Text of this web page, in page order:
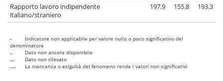
Rapporto lavoro indipendente
italiano/straniero
197.9 155.8 193.3
-
Indicatore non applicabile per valore nullo o poco significativo del
denominatore
..
Dato non ancora disponibile
...
Dato non rilevato
....
La mancanza o esiguità del fenomeno rende i valori non significativi